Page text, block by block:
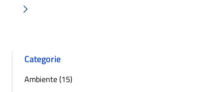
Successiva »
Categorie
Ambiente (15)